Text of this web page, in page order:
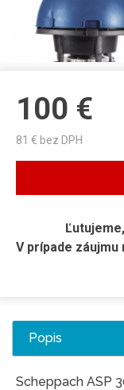
100 €
81 € bez DPH
V prípade záujmu
Popis
Scheppach ASP